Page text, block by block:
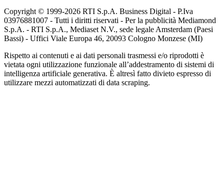
Copyright © 1999-2026 RTI S.p.A. Business Digital - P.Iva
03976881007 - Tutti i diritti riservati - Per la pubblicità Mediamond
S.p.A. - RTI S.p.A., Mediaset N.V., sede legale Amsterdam (Paesi
Bassi) - Uffici Viale Europa 46, 20093 Cologno Monzese (MI)
Rispetto ai contenuti e ai dati personali trasmessi e/o riprodotti è
vietata ogni utilizzazione funzionale all’addestramento di sistemi di
intelligenza artificiale generativa. È altresì fatto divieto espresso di
utilizzare mezzi automatizzati di data scraping.